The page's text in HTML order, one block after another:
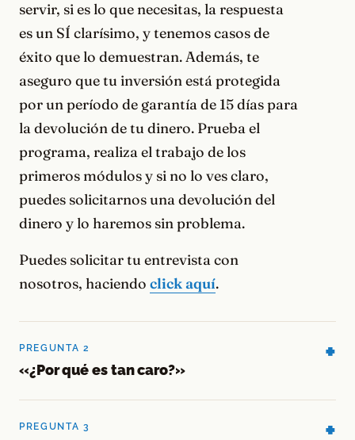
servir, si es lo que necesitas, la respuesta
es un SÍ clarísimo, y tenemos casos de
éxito que lo demuestran. Además, te
aseguro que tu inversión está protegida
por un período de garantía de 15 días para
la devolución de tu dinero. Prueba el
programa, realiza el trabajo de los
primeros módulos y si no lo ves claro,
puedes solicitarnos una devolución del
dinero y lo haremos sin problema.
Puedes solicitar tu entrevista con
nosotros, haciendo click aquí.
PREGUNTA 2
«¿Por qué es tan caro?»
PREGUNTA 3